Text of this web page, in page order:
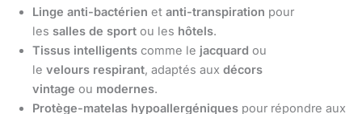
Linge anti-bactérien et anti-transpiration pour
les salles de sport ou les hôtels.
Tissus intelligents comme le jacquard ou
le velours respirant, adaptés aux décors
vintage ou modernes.
Protège-matelas hypoallergéniques pour répondre aux